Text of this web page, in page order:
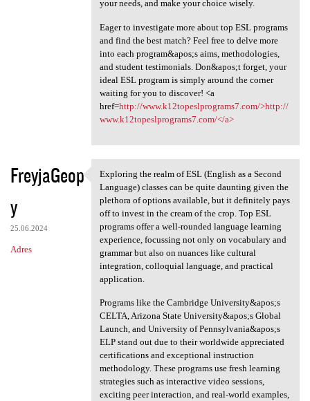
your needs, and make your choice wisely.
Eager to investigate more about top ESL programs
and find the best match? Feel free to delve more
into each program&apos;s aims, methodologies,
and student testimonials. Don&apos;t forget, your
ideal ESL program is simply around the corner
waiting for you to discover! <a
href=http://www.k12topeslprograms7.com/>http://
www.k12topeslprograms7.com/</a>
FreyjaGeop
y
25.06.2024
Adres
Exploring the realm of ESL
Exploring the realm of ESL (English as a Second
Language) classes can be quite daunting given the
plethora of options available, but it definitely pays
off to invest in the cream of the crop. Top ESL
programs offer a well-rounded language learning
experience, focussing not only on vocabulary and
grammar but also on nuances like cultural
integration, colloquial language, and practical
application.
Programs like the Cambridge University&apos;s
CELTA, Arizona State University&apos;s Global
Launch, and University of Pennsylvania&apos;s
ELP stand out due to their worldwide appreciated
certifications and exceptional instruction
methodology. These programs use fresh learning
strategies such as interactive video sessions,
exciting peer interaction, and real-world examples,